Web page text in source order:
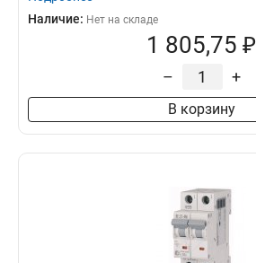
Наличие: Нет на складе
1 805,75 ₽
– +
В корзину